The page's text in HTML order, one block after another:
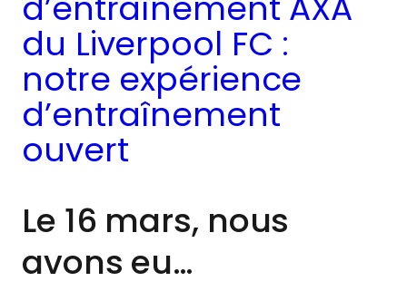
du Liverpool FC :
notre expérience
d’entraînement
ouvert
Le 16 mars, nous
avons eu